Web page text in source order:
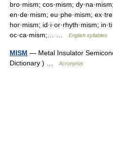
bro·mism; cos·mism;
en·de·mism; eu·phe·mism;
hor·mism; id·i·or·rhyth·mism;
oc·ca·mism;… …
English syllables
MISM — Metal Insulator
Dictionary ) …
Acronyms